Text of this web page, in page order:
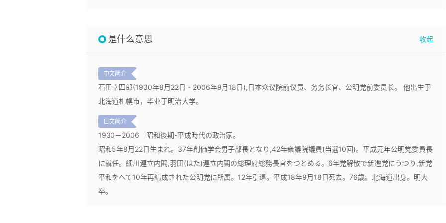
是什么意思
中文简介
石田幸四郎(1930年8月22日 - 2006年9月18日),日本众议院前议员、务务长官、公明党前委员长。 他出生于
北海道札幌市，毕业于明治大学。
日文简介
1930－2006 昭和後期-平成時代の政治家。
昭和5年8月22日生まれ。37年創価学会男子部長となり,42年衆議院議員(当選10回)。平成元年公明党委員長
に就任。細川連立内閣,羽田(はた)連立内閣の総理府総務長官をつとめる。6年党解散で新進党にうつり,新党
平和をへて10年再結成された公明党に所属。12年引退。平成18年9月18日死去。76歳。北海道出身。明大
卒。